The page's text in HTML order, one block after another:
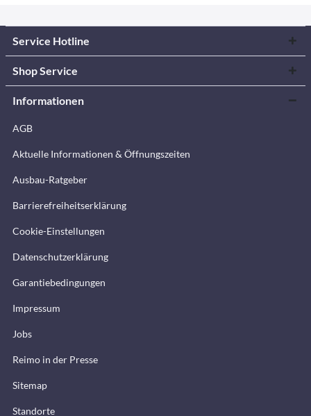
Service Hotline
Shop Service
Informationen
AGB
Aktuelle Informationen & Öffnungszeiten
Ausbau-Ratgeber
Barrierefreiheitserklärung
Cookie-Einstellungen
Datenschutzerklärung
Garantiebedingungen
Impressum
Jobs
Reimo in der Presse
Sitemap
Standorte